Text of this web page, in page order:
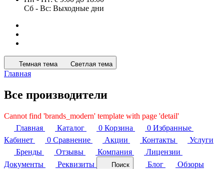
Сб - Вс: Выходные дни
Темная тема Светлая тема
Главная
Все производители
Cannot find 'brands_modern' template with page 'detail'
Главная
Каталог 0 Корзина 0 Избранные
Кабинет
0 Сравнение Акции Контакты
Услуги
Бренды
Отзывы Компания
Лицензии
Документы
Реквизиты Поиск Блог
Обзоры